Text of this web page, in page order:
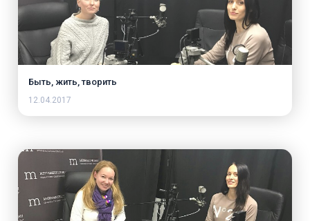
Быть, жить, творить
12.04.2017